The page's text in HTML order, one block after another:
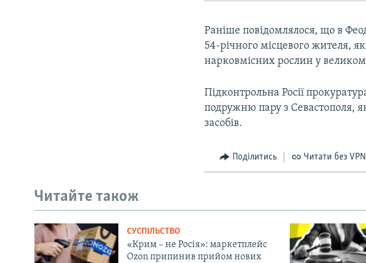
Раніше повідомлялося, що в
54-річного місцевого жителя,
нарковмісних рослин у
Підконтрольна Росії
подружню пару з Севастополя,
засобів.
Поділитись Читати без VPN
Читайте також
СУСПІЛЬСТВО
«Крим – не Росія»: маркетплейс
Ozon припинив прийом нових